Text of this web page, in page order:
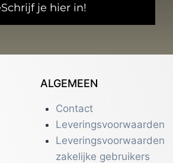
Schrijf je hier in!
ALGEMEEN
Contact
Leveringsvoorwaarden
Leveringsvoorwaarden
zakelijke gebruikers